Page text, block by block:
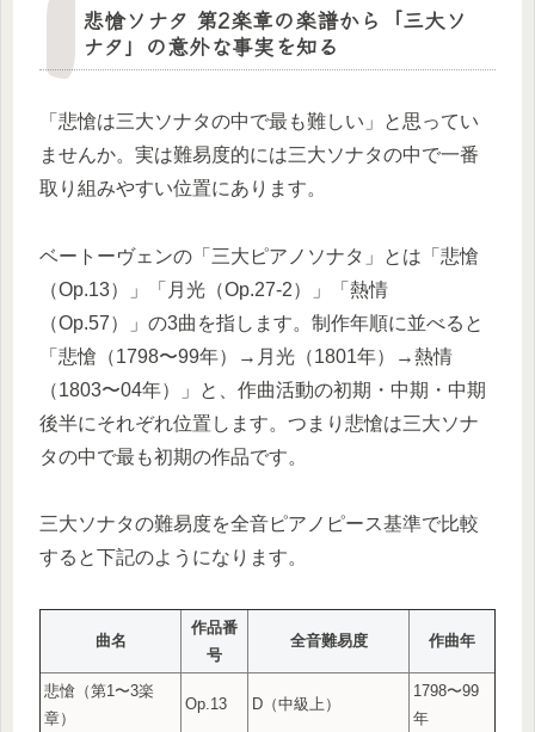
悲愴ソナタ 第2楽章の楽譜から「三大ソ
ナタ」の意外な事実を知る
「悲愴は三大ソナタの中で最も難しい」と思ってい
ませんか。実は難易度的には三大ソナタの中で一番
取り組みやすい位置にあります。
ベートーヴェンの「三大ピアノソナタ」とは「悲愴
（Op.13）」「月光（Op.27-2）」「熱情
（Op.57）」の3曲を指します。制作年順に並べると
「悲愴（1798〜99年）→月光（1801年）→熱情
（1803〜04年）」と、作曲活動の初期・中期・中期
後半にそれぞれ位置します。つまり悲愴は三大ソナ
タの中で最も初期の作品です。
三大ソナタの難易度を全音ピアノピース基準で比較
すると下記のようになります。
曲名
作品番
号
全音難易度 作曲年
悲愴（第1〜3楽
章）
Op.13 D（中級上）
1798〜99
年